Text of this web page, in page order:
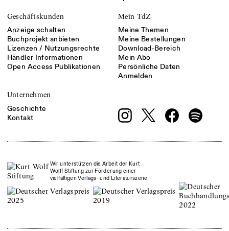
Geschäftskunden
Anzeige schalten
Buchprojekt anbieten
Lizenzen / Nutzungsrechte
Händler Informationen
Open Access Publikationen
Mein TdZ
Meine Themen
Meine Bestellungen
Download-Bereich
Mein Abo
Persönliche Daten
Anmelden
Unternehmen
Geschichte
Kontakt
Wir unterstützen die Arbeit der Kurt
Wolff Stiftung zur Förderung einer
vielfältigen Verlags- und Literaturszene